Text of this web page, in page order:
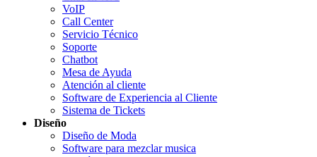
VoIP
Call Center
Servicio Técnico
Soporte
Chatbot
Mesa de Ayuda
Atención al cliente
Software de Experiencia al Cliente
Sistema de Tickets
Diseño
Diseño de Moda
Software para mezclar musica